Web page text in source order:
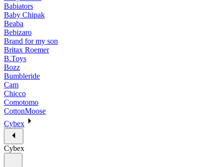
Babiators
Baby Chipak
Beaba
Bebizaro
Brand for my son
Britax Roemer
B.Toys
Bozz
Bumbleride
Cam
Chicco
Comotomo
CottonMoose
Cybex
Cybex